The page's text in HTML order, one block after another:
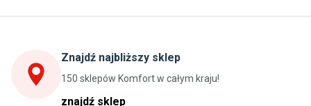
Stoły do kuchni
Szafki kuchenne wiszące (górne)
Szafki pod zlewozmywak
Blaty kuchenne laminowane
Znajdź najbliższy sklep
150 sklepów Komfort w całym kraju!
znajdź sklep